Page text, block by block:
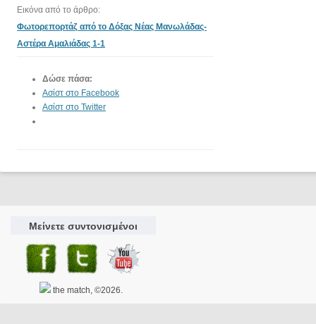
Εικόνα από το άρθρο:
Φωτορεπορτάζ από το Δόξας Νέας Μανωλάδας-
Αστέρα Αμαλιάδας 1-1
Δώσε πάσα:
Ασίστ στο Facebook
Ασίστ στο Twitter
Μείνετε συντονισμένοι
the match, ©2026.